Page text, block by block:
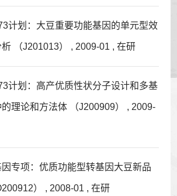
计划：大豆重要功能基因的单元型效
（J201013） , 2009-01 , 在研
计划：高产优质性状分子设计和多基
的理论和方法体 （J200909） , 2009-
因专项：优质功能型转基因大豆新品
） , 2008-01 , 在研